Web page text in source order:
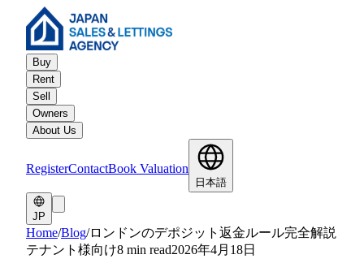
Buy
Rent
Sell
Owners
About Us
RegisterContactBook Valuation
日本語
JP
Home/Blog/ロンドンのデポジット返金ルール完全解説
テナント様向け8 min read2026年4月18日